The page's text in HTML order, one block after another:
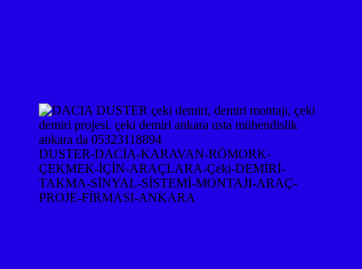
DUSTER-DACİA-KARAVAN-RÖMORK-
ÇEKMEK-İÇİN-ARAÇLARA-Çeki-DEMİRİ-
TAKMA-SİNYAL-SİSTEMİ-MONTAJI-ARAÇ-
PROJE-FİRMASI-ANKARA